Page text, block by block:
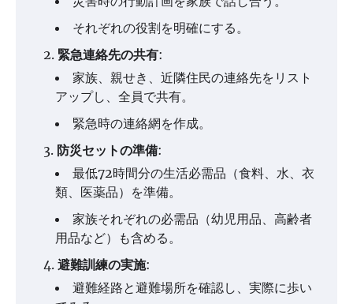
それぞれの役割を明確にする。
緊急連絡先の共有:
家族、親せき、近隣住民の連絡先をリスト
アップし、全員で共有。
緊急時の連絡網を作成。
防災セットの準備:
最低72時間分の生活必需品（食料、水、衣
類、医薬品）を準備。
家族それぞれの必需品（幼児用品、高齢者
用品など）も含める。
避難訓練の実施:
避難経路と避難場所を確認し、実際に歩い